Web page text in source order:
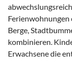
Ferienwohnungen
Berge,
kombinieren.
Erwachsene die